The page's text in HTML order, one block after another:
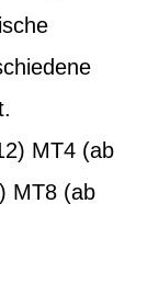
MT4 (ab
MT8 (ab